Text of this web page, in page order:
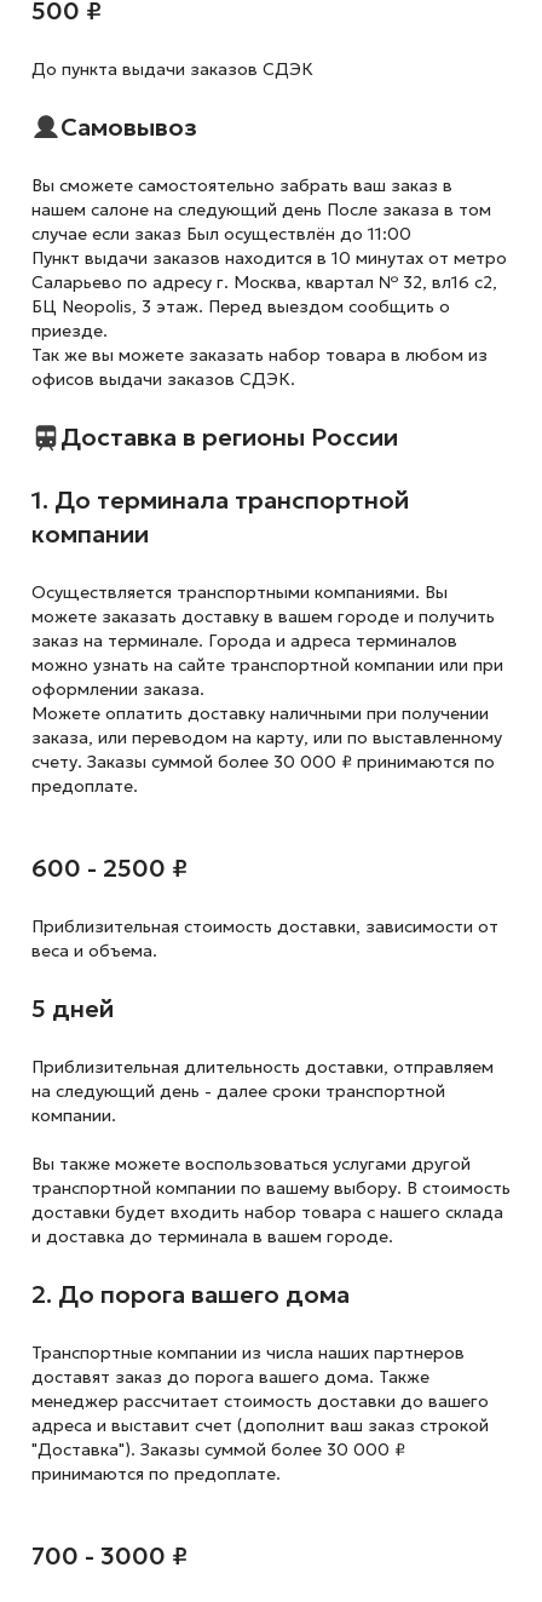
500 ₽
До пункта выдачи заказов СДЭК
Самовывоз
Вы сможете самостоятельно забрать ваш заказ в
нашем салоне на следующий день После заказа в том
случае если заказ Был осуществлён до 11:00
Пункт выдачи заказов находится в 10 минутах от метро
Саларьево по адресу г. Москва, квартал № 32, вл16 с2,
БЦ Neopolis, 3 этаж. Перед выездом сообщить о
приезде.
Так же вы можете заказать набор товара в любом из
офисов выдачи заказов СДЭК.
Доставка в регионы России
1. До терминала транспортной
компании
Осуществляется транспортными компаниями. Вы
можете заказать доставку в вашем городе и получить
заказ на терминале. Города и адреса терминалов
можно узнать на сайте транспортной компании или при
оформлении заказа.
Можете оплатить доставку наличными при получении
заказа, или переводом на карту, или по выставленному
счету. Заказы суммой более 30 000 ₽ принимаются по
предоплате.
600 - 2500 ₽
Приблизительная стоимость доставки, зависимости от
веса и объема.
5 дней
Приблизительная длительность доставки, отправляем
на следующий день - далее сроки транспортной
компании.
Вы также можете воспользоваться услугами другой
транспортной компании по вашему выбору. В стоимость
доставки будет входить набор товара с нашего склада
и доставка до терминала в вашем городе.
2. До порога вашего дома
Транспортные компании из числа наших партнеров
доставят заказ до порога вашего дома. Также
менеджер рассчитает стоимость доставки до вашего
адреса и выставит счет (дополнит ваш заказ строкой
"Доставка"). Заказы суммой более 30 000 ₽
принимаются по предоплате.
700 - 3000 ₽